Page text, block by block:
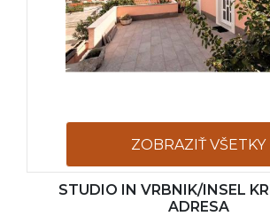
ZOBRAZIŤ VŠETKY
FOTOGRAFIE
STUDIO IN VRBNIK/INSEL
ADRESA